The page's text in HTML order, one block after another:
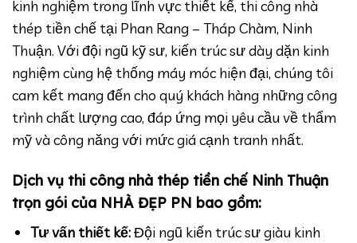
kinh nghiệm trong lĩnh vực thiết kế, thi công nhà
thép tiền chế tại Phan Rang – Tháp Chàm, Ninh
Thuận. Với đội ngũ kỹ sư, kiến trúc sư dày dặn kinh
nghiệm cùng hệ thống máy móc hiện đại, chúng tôi
cam kết mang đến cho quý khách hàng những công
trình chất lượng cao, đáp ứng mọi yêu cầu về thẩm
mỹ và công năng với mức giá cạnh tranh nhất.
Dịch vụ thi công nhà thép tiền chế Ninh Thuận
trọn gói của NHÀ ĐẸP PN bao gồm:
Tư vấn thiết kế:Đội ngũ kiến trúc sư giàu kinh